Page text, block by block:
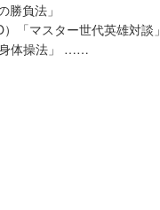
負法」
「マスター世代英雄対談」
身体操法」 ……